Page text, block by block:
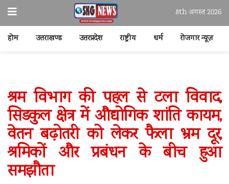
8th अगस्त 2026
होम उत्तराखण्ड उत्तरप्रदेश राष्ट्रीय धर्म रोजगार न्यूज़
श्रम विभाग की पहल से टला विवाद,
सिडकुल क्षेत्र में औद्योगिक शांति कायम,
वेतन बढ़ोतरी को लेकर फैला भ्रम दूर,
श्रमिकों और प्रबंधन के बीच हुआ
समझौता